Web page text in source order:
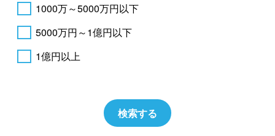
1000万～5000万円以下
5000万円～1億円以下
1億円以上